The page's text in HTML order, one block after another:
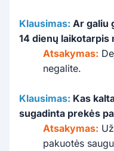
Klausimas: Ar galiu
14 dienų laikotarpis
Atsakymas:
negalite.
Klausimas: Kas
sugadinta prekės
Atsakymas:
pakuotės